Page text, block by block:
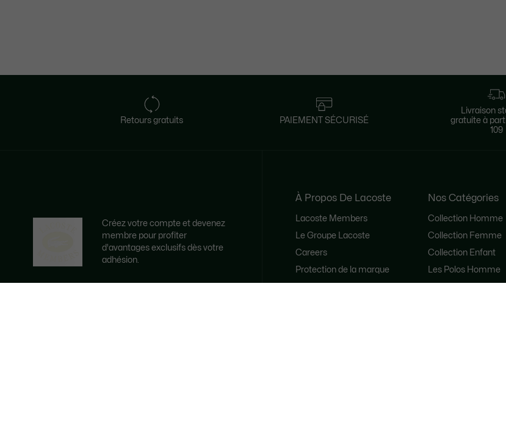
Retours gratuits PAIEMENT SÉCURISÉ
Livraison
gratuite à
109
Créez votre compte et devenez
membre pour profiter
d'avantages exclusifs dès votre
adhésion.
À Propos De Lacoste
Lacoste Members
Le Groupe Lacoste
Careers
Protection de la marque
Nos Catégories
Collection Homme
Collection Femme
Collection Enfant
Les Polos Homme